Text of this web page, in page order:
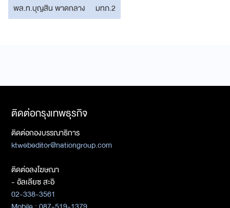
พล.ท.บุญสิน พาดกลาง
มทภ.2
ติดต่อกรุงเทพธุรกิจ
ติดต่อกองบรรณาธิการ
ktwebeditor@nationgroup.com
ติดต่อลงโฆษณา
- อัลเลียซ สะอิ
02-338-3561